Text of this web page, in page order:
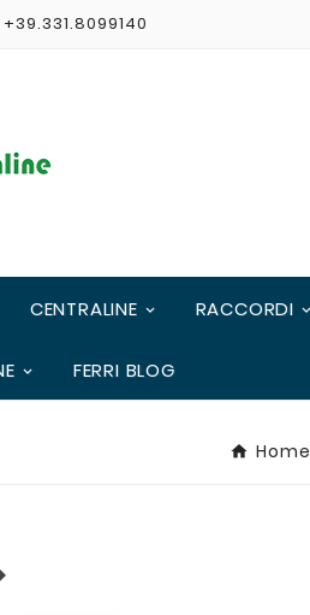
CENTRALINE RACCORDI
FERRI BLOG
Home